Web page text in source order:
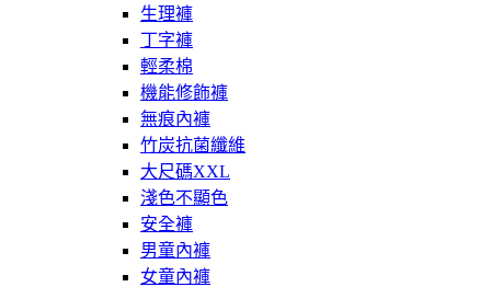
生理褲
丁字褲
輕柔棉
機能修飾褲
無痕內褲
竹炭抗菌纖維
大尺碼XXL
淺色不顯色
安全褲
男童內褲
女童內褲